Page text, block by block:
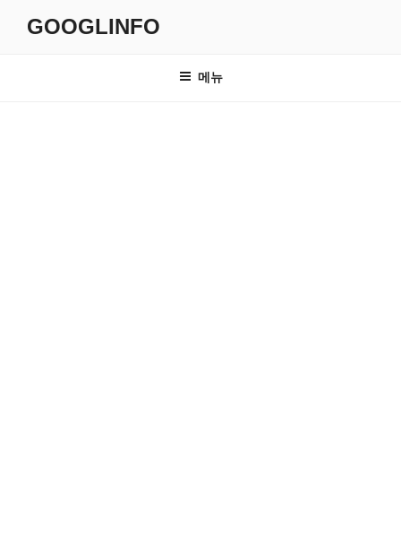
GOOGLINFO
메뉴